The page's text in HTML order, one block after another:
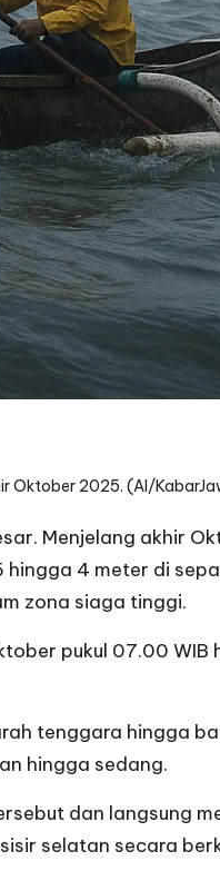
Oktober 2025. (AI/
Menjelang akhir
4 meter di
zona siaga tinggi.
pukul 07.00 WIB
tenggara hingga
hingga sedang.
dan langsung
selatan secara